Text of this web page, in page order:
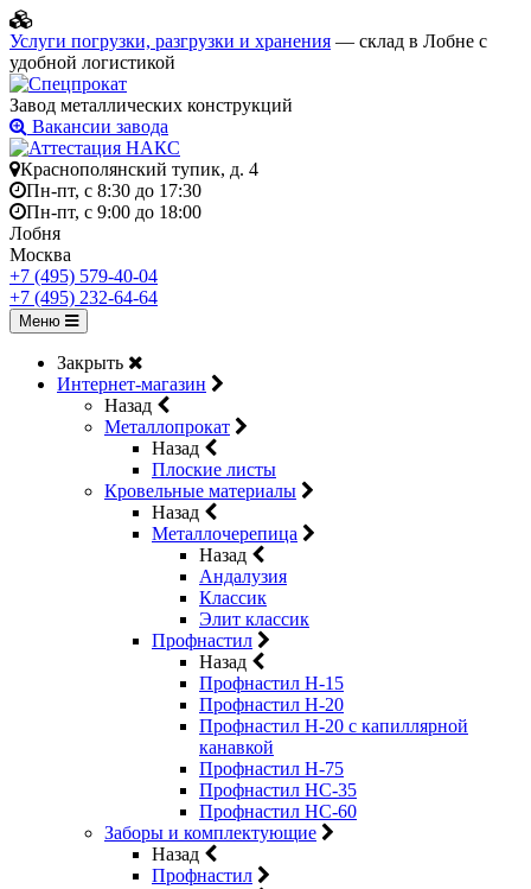
Услуги погрузки, разгрузки и хранения — склад в Лобне с
удобной логистикой
Завод металлических конструкций
Вакансии завода
Краснополянский тупик, д. 4
Пн-пт, с 8:30 до 17:30
Пн-пт, с 9:00 до 18:00
Лобня
Москва
+7 (495) 579-40-04
+7 (495) 232-64-64
Меню
Закрыть
Интернет-магазин
Назад
Металлопрокат
Назад
Плоские листы
Кровельные материалы
Назад
Металлочерепица
Назад
Андалузия
Классик
Элит классик
Профнастил
Назад
Профнастил Н-15
Профнастил Н-20
Профнастил Н-20 с капиллярной
канавкой
Профнастил Н-75
Профнастил НС-35
Профнастил НС-60
Заборы и комплектующие
Назад
Профнастил